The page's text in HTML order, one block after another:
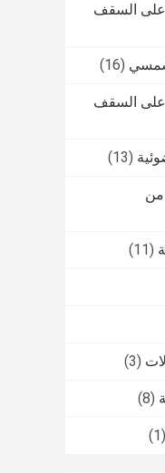
على السقف
(16)
على السقف
(13)
من
(11)
(3)
(8)
(1)